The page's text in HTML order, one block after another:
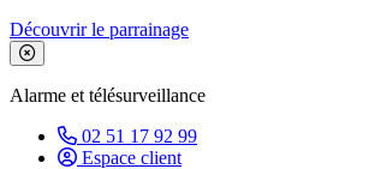
Découvrir le parrainage
Fermer le bandeau de promotion
Alarme et télésurveillance
02 51 17 92 99
Espace client